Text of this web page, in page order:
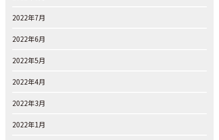
2022年7月
2022年6月
2022年5月
2022年4月
2022年3月
2022年1月